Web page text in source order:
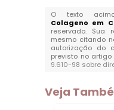
O texto
Colageno em
reservado. Sua
mesmo citando
autorização do
previsto no
9.610-98 sobre
Veja